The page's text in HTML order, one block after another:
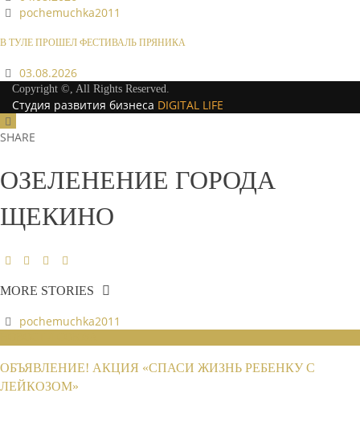
pochemuchka2011
В ТУЛЕ ПРОШЕЛ ФЕСТИВАЛЬ ПРЯНИКА
03.08.2026
Copyright ©, All Rights Reserved.
Студия развития бизнеса DIGITAL LIFE
SHARE
ОЗЕЛЕНЕНИЕ ГОРОДА
ЩЕКИНО
MORE STORIES
pochemuchka2011
ОБЪЯВЛЕНИЕ! АКЦИЯ «СПАСИ ЖИЗНЬ РЕБЕНКУ С
ЛЕЙКОЗОМ»